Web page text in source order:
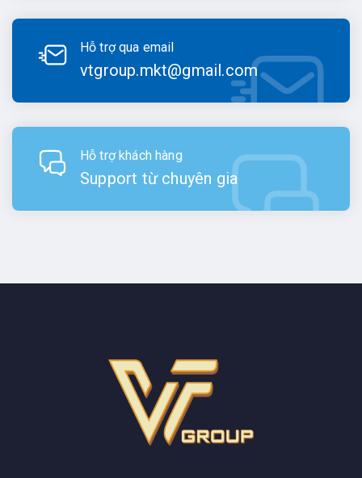
Hỗ trợ qua email
vtgroup.mkt@gmail.com
Hỗ trợ khách hàng
Support từ chuyên gia